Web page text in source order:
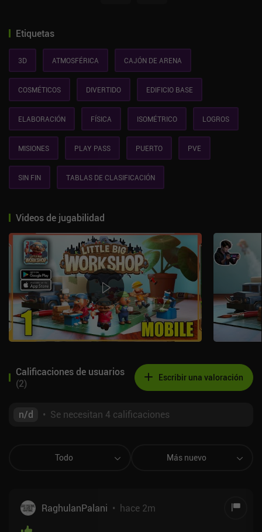
Etiquetas
3D ATMOSFÉRICA CAJÓN DE ARENA
COSMÉTICOS DIVERTIDO EDIFICIO BASE
ELABORACIÓN FÍSICA ISOMÉTRICO LOGROS
MISIONES PLAY PASS PUERTO PVE
SIN FIN TABLAS DE CLASIFICACIÓN
Videos de jugabilidad
Calificaciones de usuarios
(2) Escribir una valoración
n/d • Se necesitan 4 calificaciones
Todo Más nuevo
RaghulanPalani • hace 2m